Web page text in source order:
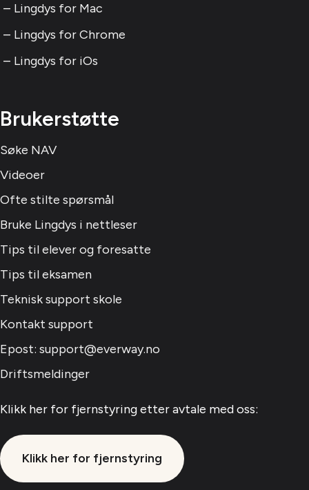
Lingdys for Mac
Lingdys for Chrome
Lingdys for iOs
Brukerstøtte
Søke NAV
Videoer
Ofte stilte spørsmål
Bruke Lingdys i nettleser
Tips til elever og foresatte
Tips til eksamen
Teknisk support skole
Kontakt support
Epost: support@everway.no
Driftsmeldinger
Klikk her for fjernstyring etter avtale med oss:
Klikk her for fjernstyring